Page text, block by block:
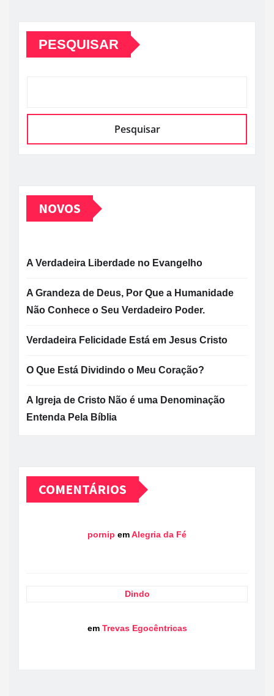
PESQUISAR
Pesquisar
NOVOS
A Verdadeira Liberdade no Evangelho
A Grandeza de Deus, Por Que a Humanidade
Não Conhece o Seu Verdadeiro Poder.
Verdadeira Felicidade Está em Jesus Cristo
O Que Está Dividindo o Meu Coração?
A Igreja de Cristo Não é uma Denominação
Entenda Pela Bíblia
COMENTÁRIOS
pornip emAlegria da Fé
Dindo
em Trevas Egocêntricas